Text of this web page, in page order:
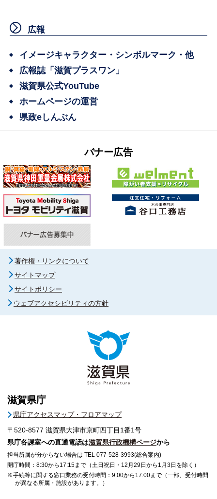
広報
イメージキャラクター・シンボルマーク・他
広報誌「滋賀プラスワン」
滋賀県公式YouTube
ホームページの運営
県政eしんぶん
バナー広告
著作権・リンクについて
サイトマップ
サイトポリシー
ウェブアクセシビリティの方針
滋賀県庁
県庁アクセスマップ・フロアマップ
〒520-8577 滋賀県大津市京町四丁目1番1号
県庁各課室への直通電話は滋賀県行政機構ページから
担当所属が分からない場合は TEL 077-528-3993(総合案内)
開庁時間：8:30から17:15まで（土日祝日・12月29日から1月3日を除く）
※手続等に関する窓口業務の受付時間：9:00から17:00まで（一部、受付時間
が異なる所属・施設があります。）